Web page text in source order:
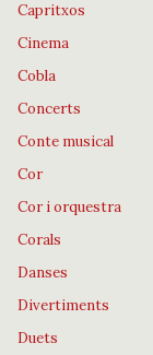
Capritxos
Cinema
Cobla
Concerts
Conte musical
Cor
Cor i orquestra
Corals
Danses
Divertiments
Duets